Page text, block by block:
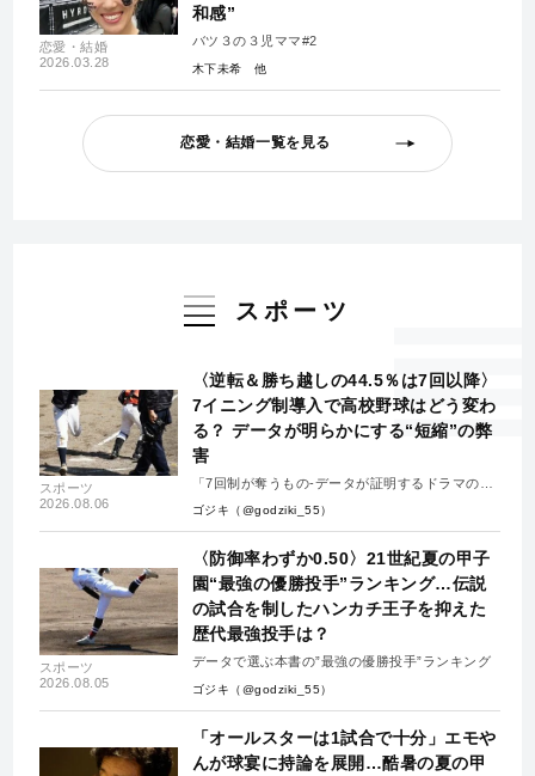
恋愛・結婚
2026.03.28
和感”
バツ３の３児ママ#2
木下未希
恋愛・結婚一覧を見る
スポーツ
スポーツ
2026.08.06
〈逆転＆勝ち越しの44.5％は7回以降〉
7イニング制導入で高校野球はどう変わ
る？ データが明らかにする“短縮”の弊
害
「7回制が奪うもの-データが証明するドラマの消
失-」
ゴジキ（@godziki_55）
スポーツ
2026.08.05
〈防御率わずか0.50〉21世紀夏の甲子
園“最強の優勝投手”ランキング…伝説
の試合を制したハンカチ王子を抑えた
歴代最強投手は？
データで選ぶ本書の”最強の優勝投手”ランキング
ゴジキ（@godziki_55）
「オールスターは1試合で十分」エモや
んが球宴に持論を展開…酷暑の夏の甲